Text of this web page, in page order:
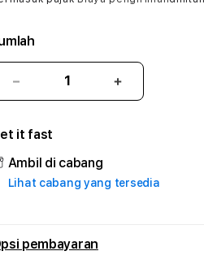
Kurangi
jumlah
MACO4D
#3
TradiTours
Jasa
Paket
Tambah
jumlah
TradiTours
Jasa
it fast
Ambil di cabang
Lihat cabang yang tersedia
pembayaran